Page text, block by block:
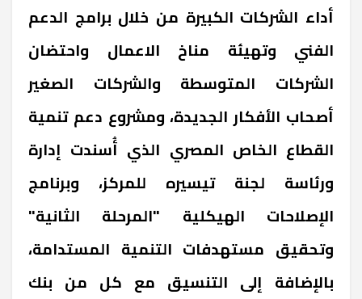
أداء الشركات الكبيرة من خلال برامج الدعم
الفني وتهيئة مناخ الاعمال واحتضان
الشركات المتوسطة والشركات الصغير
أصحاب الأفكار الجديدة، ومشروع دعم تنمية
القطاع الخاص المصري الذي أُسندت إدارة
ورئاسة لجنة تيسيره للمركز، وبرنامج
الإصلاحات الهيكلية "المرحلة الثانية"
وتحقيق مستهدفات التنمية المستدامة،
بالإضافة إلى التنسيق مع كل من بنك